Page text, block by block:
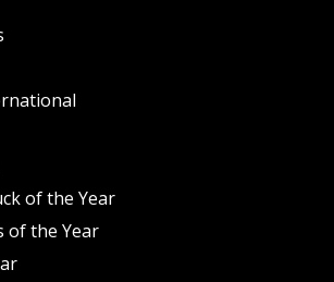
of the Year
of the Year